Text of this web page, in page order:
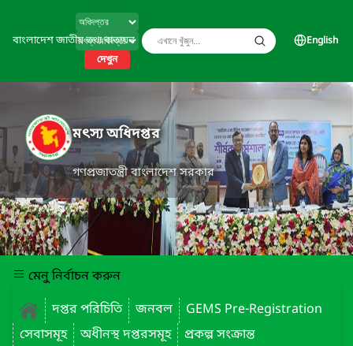
বাংলাদেশ জাতীয় তথ্য বাতায়ন
দেখুন
English
মৎস্য অধিদপ্তর
গণপ্রজাতন্ত্রী বাংলাদেশ সরকার
মেনু নির্বাচন করুন
দপ্তর পরিচিতি
জনবল
GEMS Pre-Registration
সেবাসমূহ
অধীনস্থ দপ্তরসমূহ
প্রকল্প সংক্রান্ত